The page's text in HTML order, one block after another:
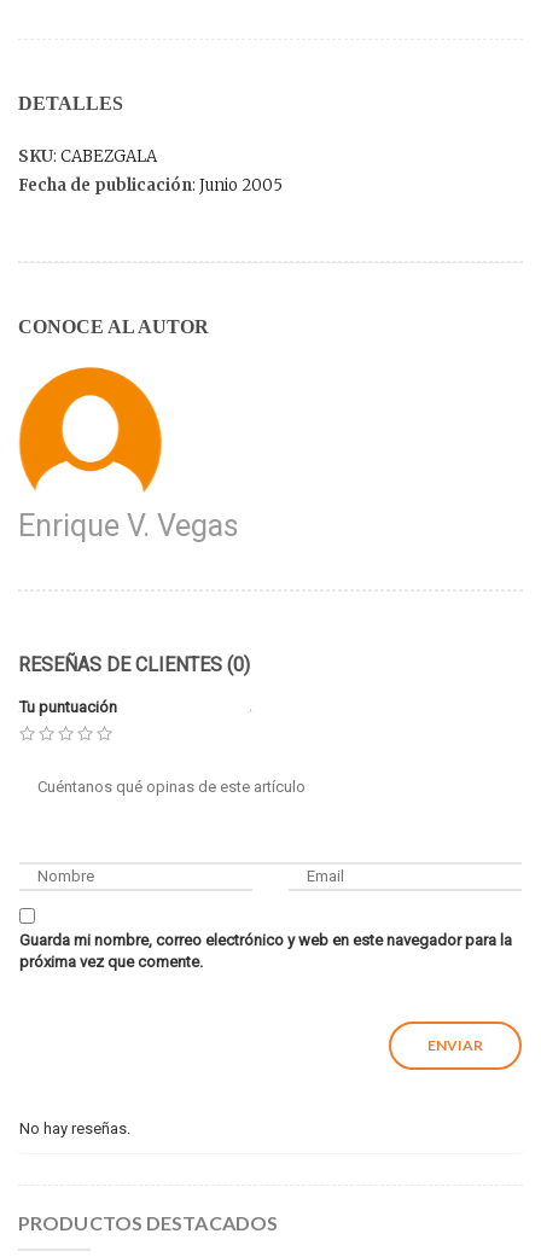
DETALLES
SKU: CABEZGALA
Fecha de publicación: Junio 2005
CONOCE AL AUTOR
Enrique V. Vegas
RESEÑAS DE CLIENTES (0)
Tu puntuación
Guarda mi nombre, correo electrónico y web en este navegador para la
próxima vez que comente.
No hay reseñas.
PRODUCTOS DESTACADOS